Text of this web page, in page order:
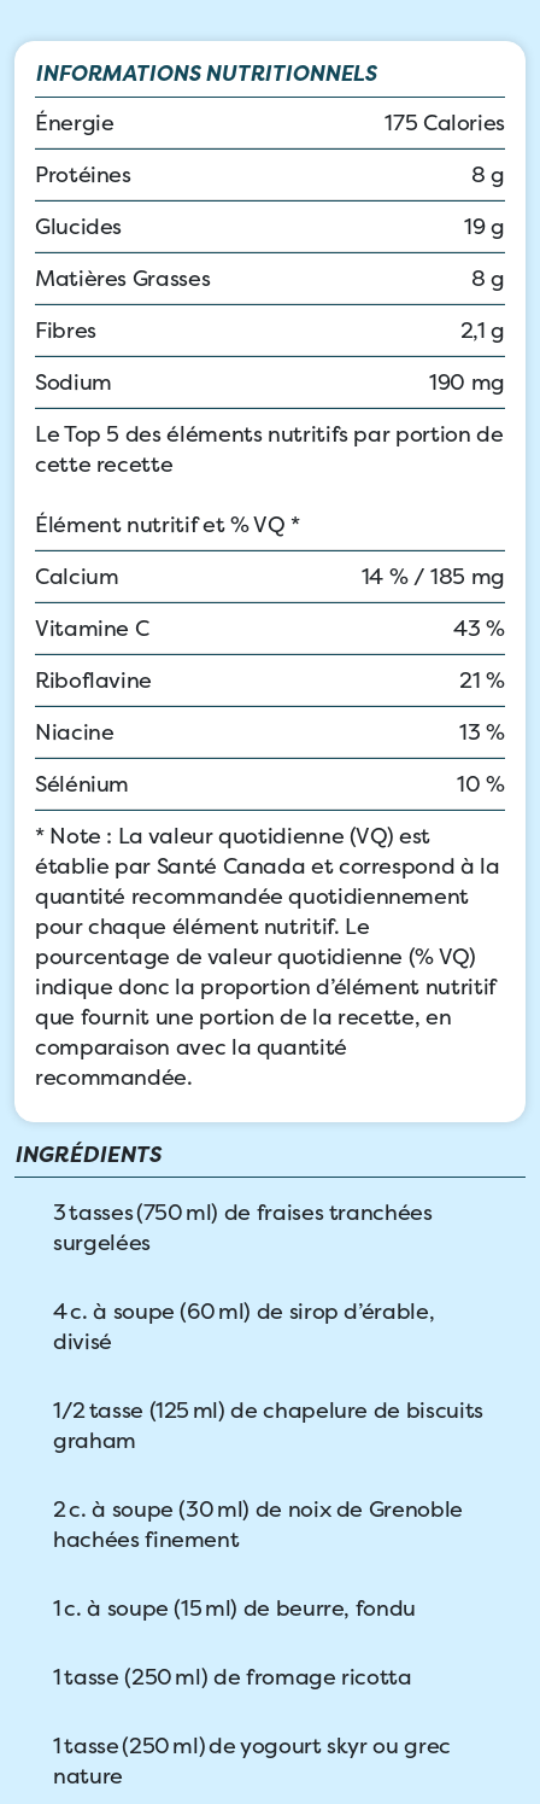
INFORMATIONS NUTRITIONNELS
Énergie
175 Calories
Protéines
8 g
Glucides
19 g
Matières Grasses
8 g
Fibres
2,1 g
Sodium
190 mg
Le Top 5 des éléments nutritifs par portion de
cette recette
Élément nutritif et % VQ *
Calcium
14 % / 185 mg
Vitamine C
43 %
Riboflavine
21 %
Niacine
13 %
Sélénium
10 %
* Note : La valeur quotidienne (VQ) est
établie par Santé Canada et correspond à la
quantité recommandée quotidiennement
pour chaque élément nutritif. Le
pourcentage de valeur quotidienne (% VQ)
indique donc la proportion d’élément nutritif
que fournit une portion de la recette, en
comparaison avec la quantité
recommandée.
INGRÉDIENTS
3 tasses (750 ml) de fraises tranchées
surgelées
4 c. à soupe (60 ml) de sirop d’érable,
divisé
1/2 tasse (125 ml) de chapelure de biscuits
graham
2 c. à soupe (30 ml) de noix de Grenoble
hachées finement
1 c. à soupe (15 ml) de beurre, fondu
1 tasse (250 ml) de fromage ricotta
1 tasse (250 ml) de yogourt skyr ou grec
nature